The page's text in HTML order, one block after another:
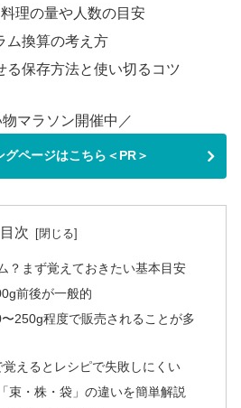
理の量や人数の目安
ム換算の考え方
る保存方法と使い切るコツ
マラソン開催中／
グページはこちら＜PR＞
目次
？まず覚えておきたい基本目安
前後が一般的
250g程度で販売されることが多
覚えるとレシピで失敗しにくい
束・株・袋」の違いを簡単解説